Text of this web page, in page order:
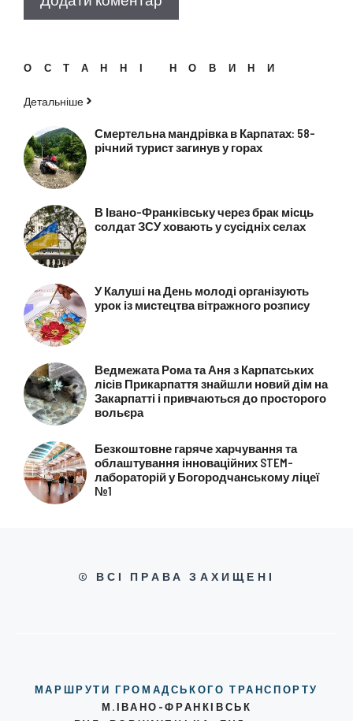
ОСТАННІ НОВИНИ
Детальніше
Смертельна мандрівка в Карпатах: 58-
річний турист загинув у горах
В Івано-Франківську через брак місць
солдат ЗСУ ховають у сусідніх селах
У Калуші на День молоді організують
урок із мистецтва вітражного розпису
Ведмежата Рома та Аня з Карпатських
лісів Прикарпаття знайшли новий дім на
Закарпатті і привчаються до просторого
вольєра
Безкоштовне гаряче харчування та
облаштування інноваційних STEM-
лабораторій у Богородчанському ліцеї
№1
© ВСІ ПРАВА ЗАХИЩЕНІ
МАРШРУТИ ГРОМАДСЬКОГО ТРАНСПОРТУ
М.ІВАНО-ФРАНКІВСЬК